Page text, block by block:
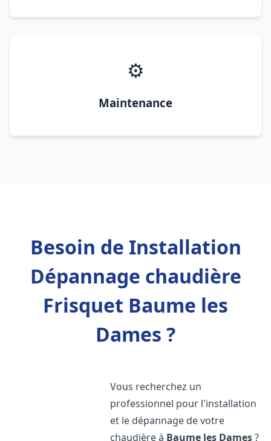
⚙️
Maintenance
Besoin de Installation
Dépannage chaudière
Frisquet Baume les
Dames ?
Vous recherchez un
professionnel pour l'installation
et le dépannage de votre
chaudière à Baume les Dames?